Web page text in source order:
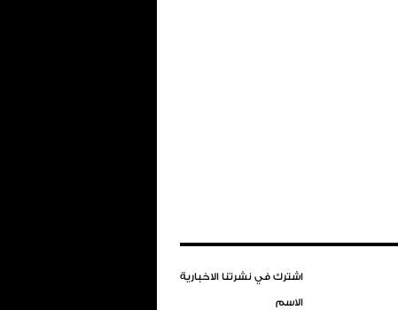
اشترك في نشرتنا الاخبارية
الاسم